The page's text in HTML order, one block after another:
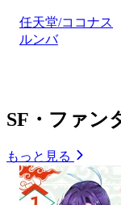
任天堂/ココナス
ルンバ
SF・ファン
もっと見る